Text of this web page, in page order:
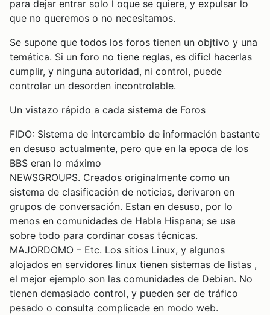
para dejar entrar solo l oque se quiere, y expulsar lo
que no queremos o no necesitamos.
Se supone que todos los foros tienen un objtivo y una
temática. Si un foro no tiene reglas, es dificl hacerlas
cumplir, y ninguna autoridad, ni control, puede
controlar un desorden incontrolable.
Un vistazo rápido a cada sistema de Foros
FIDO: Sistema de intercambio de información bastante
en desuso actualmente, pero que en la epoca de los
BBS eran lo máximo
NEWSGROUPS. Creados originalmente como un
sistema de clasificación de noticias, derivaron en
grupos de conversación. Estan en desuso, por lo
menos en comunidades de Habla Hispana; se usa
sobre todo para cordinar cosas técnicas.
MAJORDOMO – Etc. Los sitios Linux, y algunos
alojados en servidores linux tienen sistemas de listas ,
el mejor ejemplo son las comunidades de Debian. No
tienen demasiado control, y pueden ser de tráfico
pesado o consulta complicade en modo web.